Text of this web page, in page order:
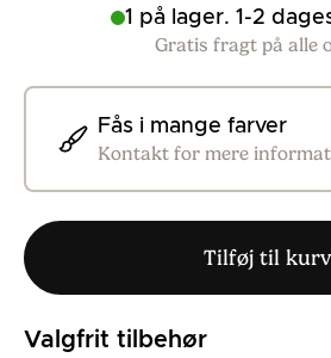
1 på lager. 1-2
Gratis fragt på alle
Fås i mange farver
Kontakt for mere
Tilføj til kurv
Valgfrit tilbehør